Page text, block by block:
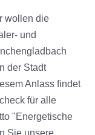
wollen die
und
der Stadt
Anlass findet
für alle
"Energetische
Sie unsere